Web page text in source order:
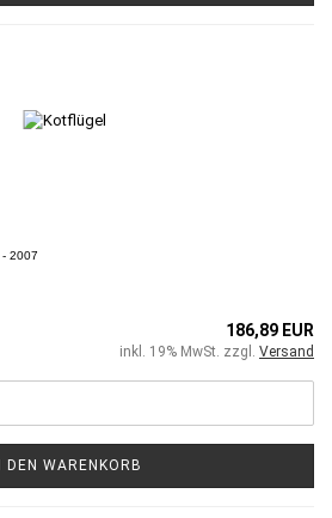
2007
186,89 EUR
inkl. 19% MwSt. zzgl. Versand
DEN WARENKORB